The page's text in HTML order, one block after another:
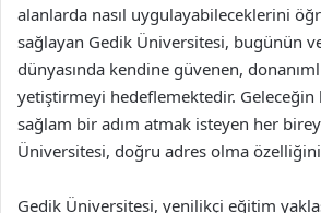
alanlarda nasıl uygulayabileceklerini
sağlayan Gedik Üniversitesi, bugünün ve
dünyasında kendine güvenen,
yetiştirmeyi hedeflemektedir.
sağlam bir adım atmak isteyen her
Üniversitesi, doğru adres olma
Gedik Üniversitesi, yenilikçi eğitim